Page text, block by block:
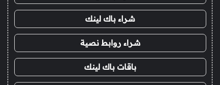
شراء باك لينك
شراء روابط نصية
باقات باك لينك